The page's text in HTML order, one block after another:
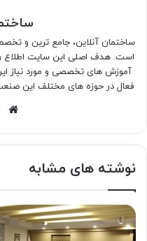
ساختمان آنلاین، جامع ترین و
است. هدف اصلی این سایت اطلاع
آموزش های تخصصی و مورد نیاز
فعال در حوزه های مختلف این
نوشته های مشابه